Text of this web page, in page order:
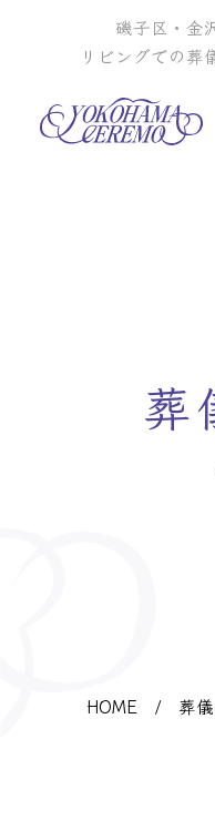
磯子区・金
リビングでの葬
葬
HOME / 葬